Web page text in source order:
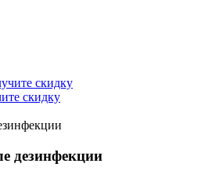
скидку
дезинфекции